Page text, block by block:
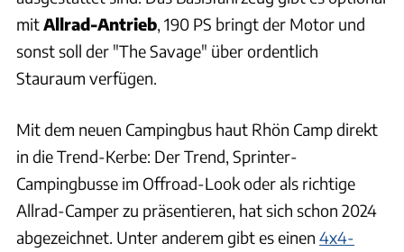
mitAllrad-Antrieb, 190 PS bringt der Motor und
sonst soll der "The Savage" über ordentlich
Stauraum verfügen.
Mit dem neuen Campingbus haut Rhön Camp direkt
in die Trend-Kerbe: Der Trend, Sprinter-
Campingbusse im Offroad-Look oder als richtige
Allrad-Camper zu präsentieren, hat sich schon 2024
abgezeichnet. Unter anderem gibt es einen 4x4-